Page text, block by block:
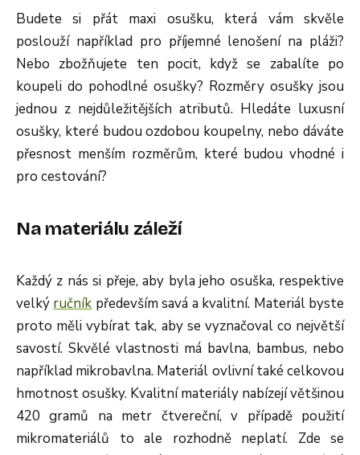
Budete si přát maxi osušku, která vám skvěle
poslouží například pro příjemné lenošení na pláži?
Nebo zbožňujete ten pocit, když se zabalíte po
koupeli do pohodlné osušky? Rozměry osušky jsou
jednou z nejdůležitějších atributů. Hledáte luxusní
osušky, které budou ozdobou koupelny, nebo dáváte
přesnost menším rozměrům, které budou vhodné i
pro cestování?
Na materiálu záleží
Každý z nás si přeje, aby byla jeho osuška, respektive
velký ručník především savá a kvalitní. Materiál byste
proto měli vybírat tak, aby se vyznačoval co největší
savostí. Skvělé vlastnosti má bavlna, bambus, nebo
například mikrobavlna. Materiál ovlivní také celkovou
hmotnost osušky. Kvalitní materiály nabízejí většinou
420 gramů na metr čtvereční, v případě použití
mikromateriálů to ale rozhodně neplatí. Zde se